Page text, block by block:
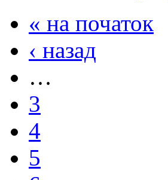
« на початок
‹ назад
…
3
4
5